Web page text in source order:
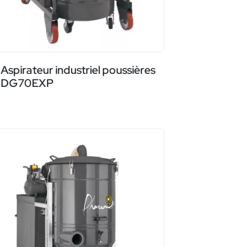
Aspirateur industriel poussières
DG70EXP